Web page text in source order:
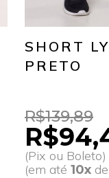
SHORT
PRETO
R$139,89
(Pix ou Boleto)
(em até 10x